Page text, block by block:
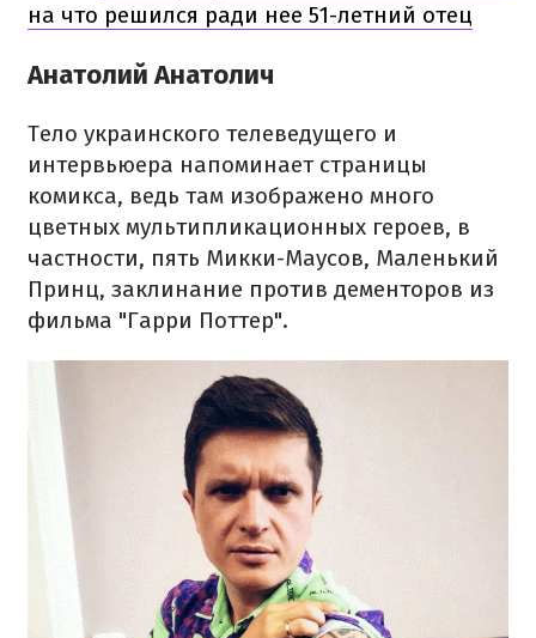
на что решился ради нее 51-летний отец
Анатолий Анатолич
Тело украинского телеведущего и
интервьюера напоминает страницы
комикса, ведь там изображено много
цветных мультипликационных героев, в
частности, пять Микки-Маусов, Маленький
Принц, заклинание против дементоров из
фильма "Гарри Поттер".